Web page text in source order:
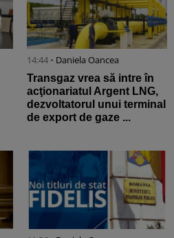
14:44 • Daniela Oancea
Transgaz vrea să intre în
acţionariatul Argent LNG,
dezvoltatorul unui terminal
de export de gaze ...